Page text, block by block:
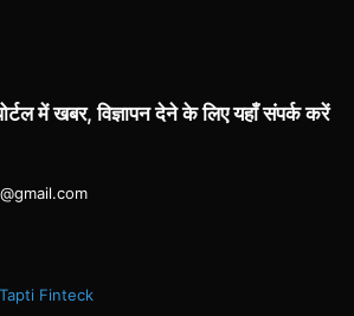
में खबर, विज्ञापन देने के लिए यहाँ संपर्क करें
Finteck